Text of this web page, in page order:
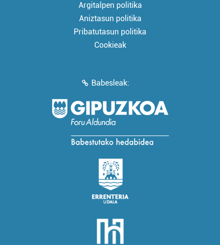
Argitalpen politika
Aniztasun politika
Pribatutasun politika
Cookieak
Babesleak: